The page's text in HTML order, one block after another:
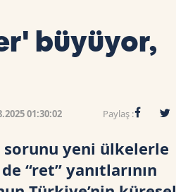
büyüyor,
01:30:02 Paylaş :
sorunu yeni ülkelerle
“ret” yanıtlarının